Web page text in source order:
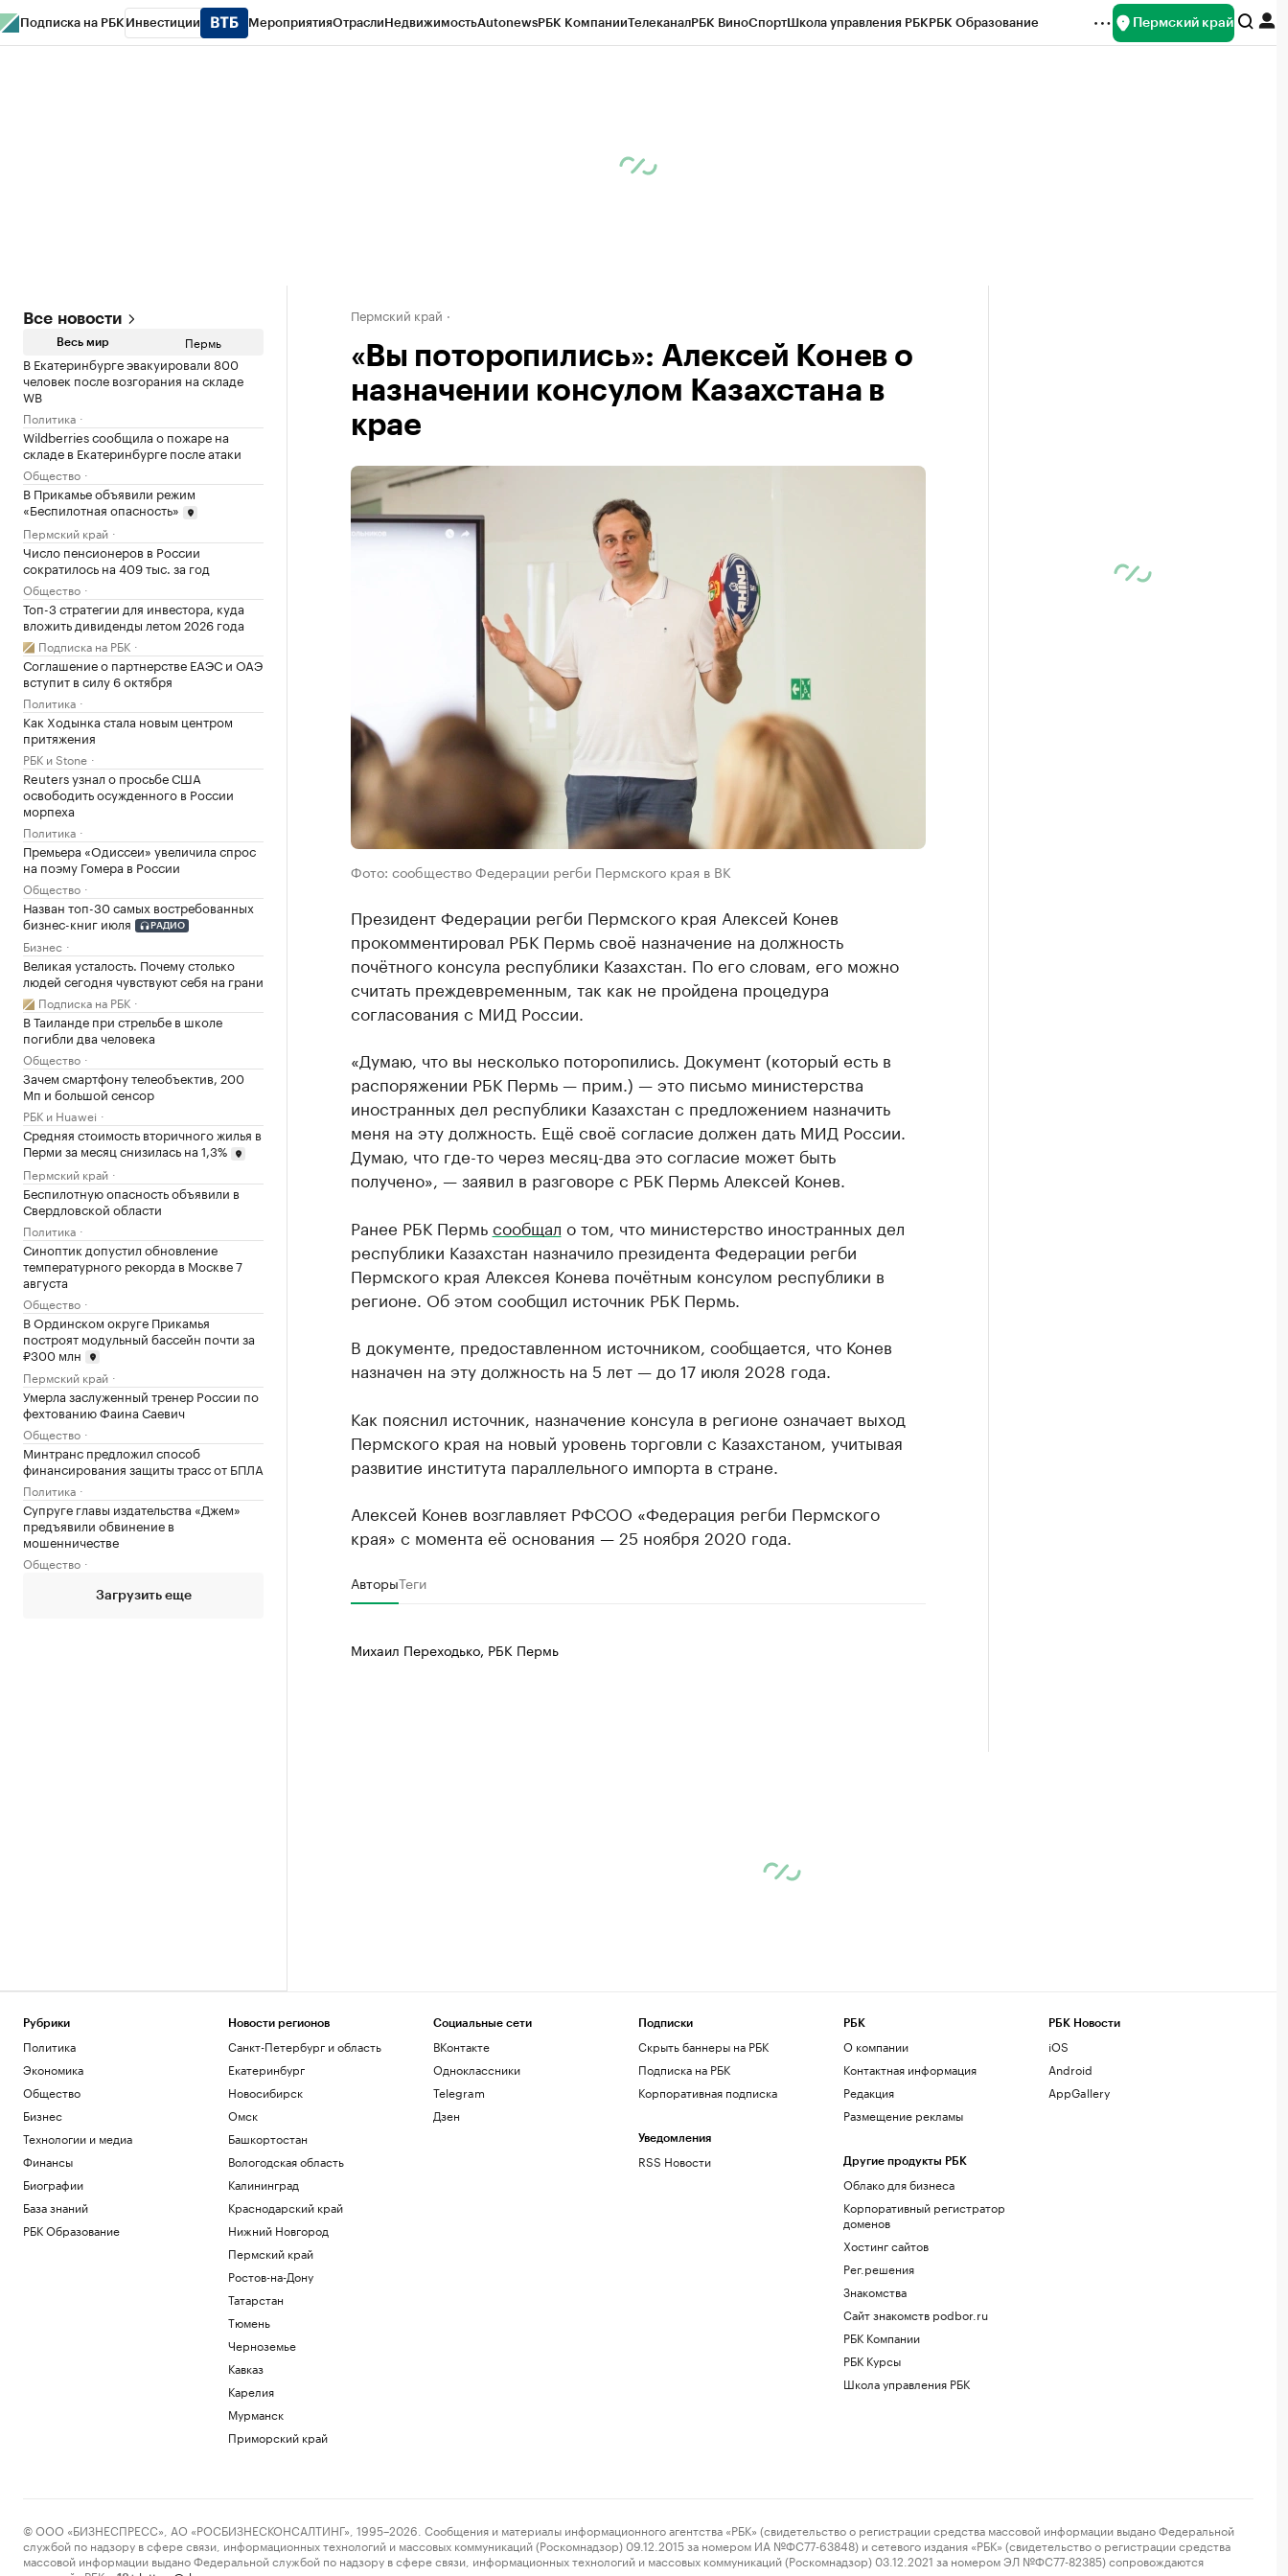
Подписка на РБК Инвестиции МероприятияОтраслиНедвижимостьAutonewsРБК КомпанииТелеканалРБК ВиноСпортШкола управления РБКРБК Образование Пермский край
Все новости
Весь мир Пермь
В Екатеринбурге эвакуировали 800
человек после возгорания на складе
WB
Политика
Wildberries сообщила о пожаре на
складе в Екатеринбурге после атаки
Общество
В Прикамье объявили режим
«Беспилотная опасность»
Пермский край
Число пенсионеров в России
сократилось на 409 тыс. за год
Общество
Топ-3 стратегии для инвестора, куда
вложить дивиденды летом 2026 года
Подписка на РБК
Соглашение о партнерстве ЕАЭС и ОАЭ
вступит в силу 6 октября
Политика
Как Ходынка стала новым центром
притяжения
РБК и Stone
Reuters узнал о просьбе США
освободить осужденного в России
морпеха
Политика
Премьера «Одиссеи» увеличила спрос
на поэму Гомера в России
Общество
Назван топ-30 самых востребованных
бизнес-книг июля
РАДИО
Бизнес
Великая усталость. Почему столько
людей сегодня чувствуют себя на грани
Подписка на РБК
В Таиланде при стрельбе в школе
погибли два человека
Общество
Зачем смартфону телеобъектив, 200
Мп и большой сенсор
РБК и Huawei
Средняя стоимость вторичного жилья в
Перми за месяц снизилась на 1,3%
Пермский край
Беспилотную опасность объявили в
Свердловской области
Политика
Синоптик допустил обновление
температурного рекорда в Москве 7
августа
Общество
В Ординском округе Прикамья
построят модульный бассейн почти за
₽300 млн
Пермский край
Умерла заслуженный тренер России по
фехтованию Фаина Саевич
Общество
Минтранс предложил способ
финансирования защиты трасс от БПЛА
Политика
Супруге главы издательства «Джем»
предъявили обвинение в
мошенничестве
Общество
Загрузить еще
Пермский край
«Вы поторопились»: Алексей Конев о
назначении консулом Казахстана в
крае
Фото: сообщество Федерации регби Пермского края в ВК
Президент Федерации регби Пермского края Алексей Конев
прокомментировал РБК Пермь своё назначение на должность
почётного консула республики Казахстан. По его словам, его можно
считать преждевременным, так как не пройдена процедура
согласования с МИД России.
«Думаю, что вы несколько поторопились. Документ (который есть в
распоряжении РБК Пермь — прим.) — это письмо министерства
иностранных дел республики Казахстан с предложением назначить
меня на эту должность. Ещё своё согласие должен дать МИД России.
Думаю, что где-то через месяц-два это согласие может быть
получено», — заявил в разговоре с РБК Пермь Алексей Конев.
Ранее РБК Пермьсообщал о том, что министерство иностранных дел
республики Казахстан назначило президента Федерации регби
Пермского края Алексея Конева почётным консулом республики в
регионе. Об этом сообщил источник РБК Пермь.
В документе, предоставленном источником, сообщается, что Конев
назначен на эту должность на 5 лет — до 17 июля 2028 года.
Как пояснил источник, назначение консула в регионе означает выход
Пермского края на новый уровень торговли с Казахстаном, учитывая
развитие института параллельного импорта в стране.
Алексей Конев возглавляет РФСОО «Федерация регби Пермского
края» с момента её основания — 25 ноября 2020 года.
АвторыТеги
Михаил Переходько, РБК Пермь
Рубрики
Политика
Экономика
Общество
Бизнес
Технологии и медиа
Финансы
Биографии
База знаний
РБК Образование
Новости регионов
Санкт-Петербург и область
Екатеринбург
Новосибирск
Омск
Башкортостан
Вологодская область
Калининград
Краснодарский край
Нижний Новгород
Пермский край
Ростов-на-Дону
Татарстан
Тюмень
Черноземье
Кавказ
Карелия
Мурманск
Приморский край
Социальные сети
ВКонтакте
Одноклассники
Telegram
Дзен
Подписки
Скрыть баннеры на РБК
Подписка на РБК
Корпоративная подписка
Уведомления
RSS Новости
РБК
О компании
Контактная информация
Редакция
Размещение рекламы
Другие продукты РБК
Облако для бизнеса
Корпоративный регистратор
доменов
Хостинг сайтов
Рег.решения
Знакомства
Сайт знакомств podbor.ru
РБК Компании
РБК Курсы
Школа управления РБК
РБК Новости
iOS
Android
AppGallery
© ООО «БИЗНЕСПРЕСС», АО «РОСБИЗНЕСКОНСАЛТИНГ», 1995–2026. Сообщения и материалы информационного агентства «РБК» (свидетельство о регистрации средства массовой информации выдано Федеральной
службой по надзору в сфере связи, информационных технологий и массовых коммуникаций (Роскомнадзор) 09.12.2015 за номером ИА №ФС77-63848) и сетевого издания «РБК» (свидетельство о регистрации средства
массовой информации выдано Федеральной службой по надзору в сфере связи, информационных технологий и массовых коммуникаций (Роскомнадзор) 03.12.2021 за номером ЭЛ №ФС77-82385) сопровождаются